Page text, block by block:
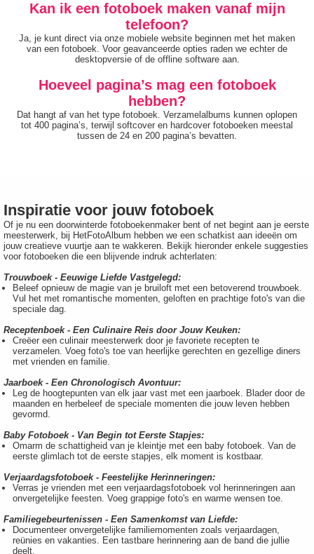
Kan ik een fotoboek maken vanaf mijn
telefoon?
Ja, je kunt direct via onze mobiele website beginnen met het maken
van een fotoboek. Voor geavanceerde opties raden we echter de
desktopversie of de offline software aan.
Hoeveel pagina’s mag een fotoboek
hebben?
Dat hangt af van het type fotoboek. Verzamelalbums kunnen oplopen
tot 400 pagina’s, terwijl softcover en hardcover fotoboeken meestal
tussen de 24 en 200 pagina’s bevatten.
Inspiratie voor jouw fotoboek
Of je nu een doorwinterde fotoboekenmaker bent of net begint aan je eerste
meesterwerk, bij HetFotoAlbum hebben we een schatkist aan ideeën om
jouw creatieve vuurtje aan te wakkeren. Bekijk hieronder enkele suggesties
voor fotoboeken die een blijvende indruk achterlaten:
Trouwboek - Eeuwige Liefde Vastgelegd:
Beleef opnieuw de magie van je bruiloft met een betoverend trouwboek.
Vul het met romantische momenten, geloften en prachtige foto's van die
speciale dag.
Receptenboek - Een Culinaire Reis door Jouw Keuken:
Creëer een culinair meesterwerk door je favoriete recepten te
verzamelen. Voeg foto's toe van heerlijke gerechten en gezellige diners
met vrienden en familie.
Jaarboek - Een Chronologisch Avontuur:
Leg de hoogtepunten van elk jaar vast met een jaarboek. Blader door de
maanden en herbeleef de speciale momenten die jouw leven hebben
gevormd.
Baby Fotoboek - Van Begin tot Eerste Stapjes:
Omarm de schattigheid van je kleintje met een baby fotoboek. Van de
eerste glimlach tot de eerste stapjes, elk moment is kostbaar.
Verjaardagsfotoboek - Feestelijke Herinneringen:
Verras je vrienden met een verjaardagsfotoboek vol herinneringen aan
onvergetelijke feesten. Voeg grappige foto's en warme wensen toe.
Familiegebeurtenissen - Een Samenkomst van Liefde:
Documenteer onvergetelijke familiemomenten zoals verjaardagen,
reünies en vakanties. Een tastbare herinnering aan de band die jullie
deelt.